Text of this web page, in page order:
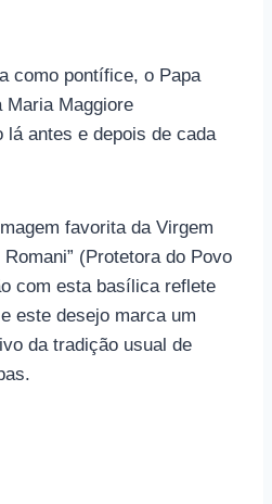
como pontífice, o Papa
Maria Maggiore
lá antes e depois de cada
favorita da Virgem
(Protetora do Povo
com esta basílica reflete
este desejo marca um
da tradição usual de